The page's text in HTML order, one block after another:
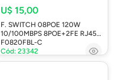
U$ 15,00
F. SWITCH 08POE 120W
10/100MBPS 8POE+2FE RJ45
F0820FBL-C
Cód: 23342